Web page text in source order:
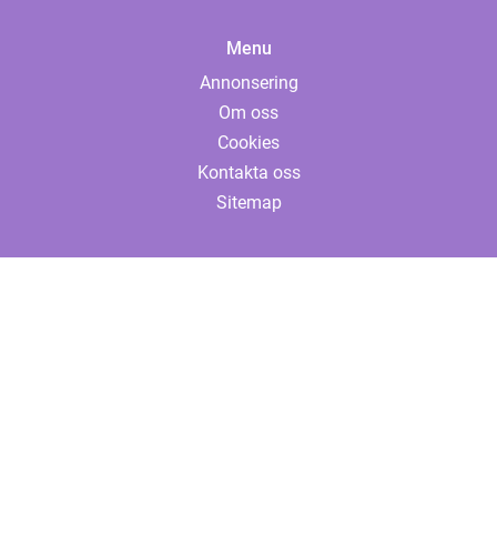
Menu
Annonsering
Om oss
Cookies
Kontakta oss
Sitemap